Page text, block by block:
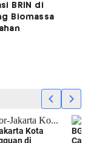
BRIN di
Biomassa